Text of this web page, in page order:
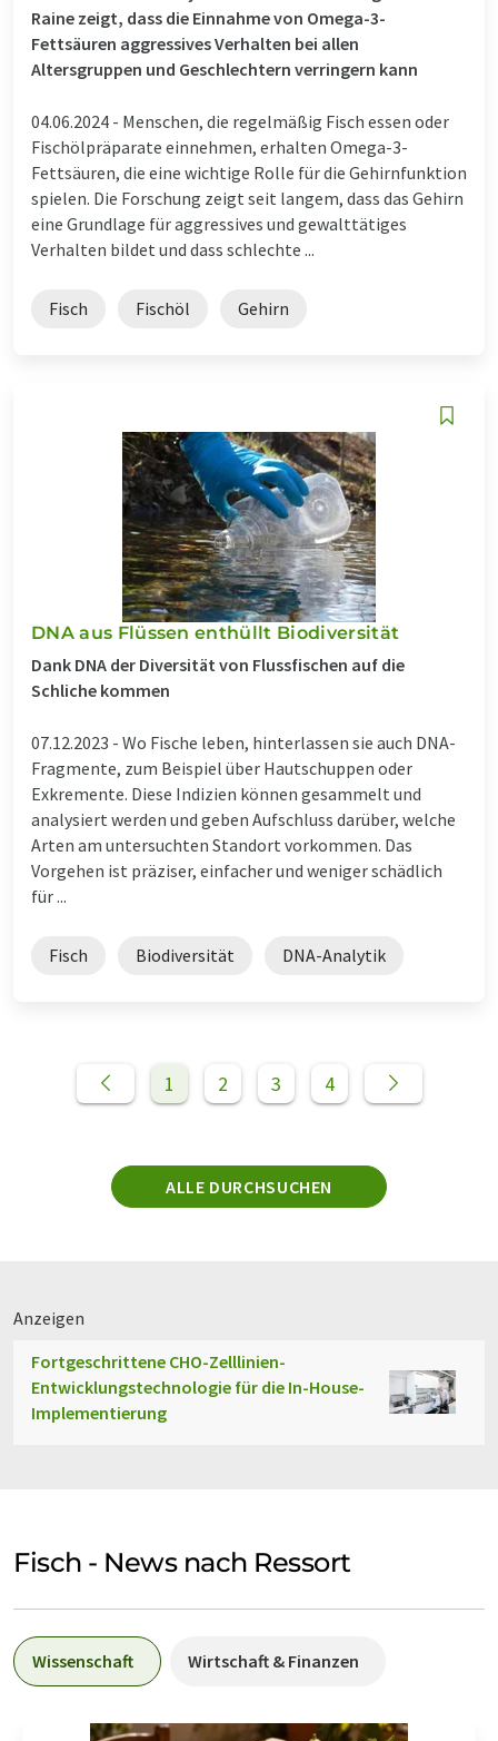
Raine zeigt, dass die Einnahme von Omega-3-
Fettsäuren aggressives Verhalten bei allen
Altersgruppen und Geschlechtern verringern kann
04.06.2024 - Menschen, die regelmäßig Fisch essen oder
Fischölpräparate einnehmen, erhalten Omega-3-
Fettsäuren, die eine wichtige Rolle für die Gehirnfunktion
spielen. Die Forschung zeigt seit langem, dass das Gehirn
eine Grundlage für aggressives und gewalttätiges
Verhalten bildet und dass schlechte ...
Fisch Fischöl Gehirn
DNA aus Flüssen enthüllt Biodiversität
Dank DNA der Diversität von Flussfischen auf die
Schliche kommen
07.12.2023 - Wo Fische leben, hinterlassen sie auch DNA-
Fragmente, zum Beispiel über Hautschuppen oder
Exkremente. Diese Indizien können gesammelt und
analysiert werden und geben Aufschluss darüber, welche
Arten am untersuchten Standort vorkommen. Das
Vorgehen ist präziser, einfacher und weniger schädlich
für ...
Fisch Biodiversität DNA-Analytik
1 2 3 4
ALLE DURCHSUCHEN
Anzeigen
Fortgeschrittene CHO-Zelllinien-
Entwicklungstechnologie für die In-House-
Implementierung
Fisch - News nach Ressort
Wissenschaft Wirtschaft & Finanzen